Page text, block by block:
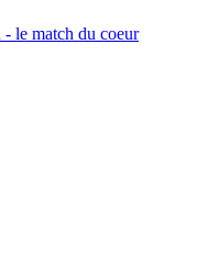
le match du coeur